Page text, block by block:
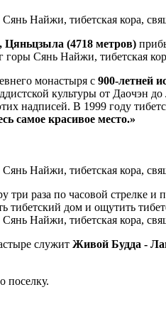
Цяньцзыла (4718 метров)
монастыря с 900-летней
культуры от Даочэн
надписей. В 1999 году
самое красивое место.»
три раза по часовой стрелке
тибетский дом и ощутить
служит Живой Будда -
поселку.